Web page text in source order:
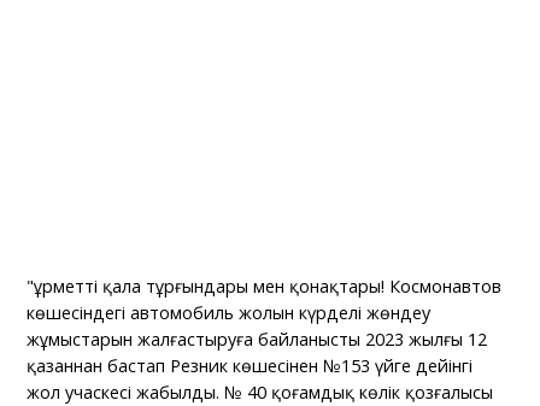
"Құрметті қала тұрғындары мен қонақтары! Космонавтов
көшесіндегі автомобиль жолын күрделі жөндеу
жұмыстарын жалғастыруға байланысты 2023 жылғы 12
қазаннан бастап Резник көшесінен №153 үйге дейінгі
жол учаскесі жабылды. № 40 қоғамдық көлік қозғалысы